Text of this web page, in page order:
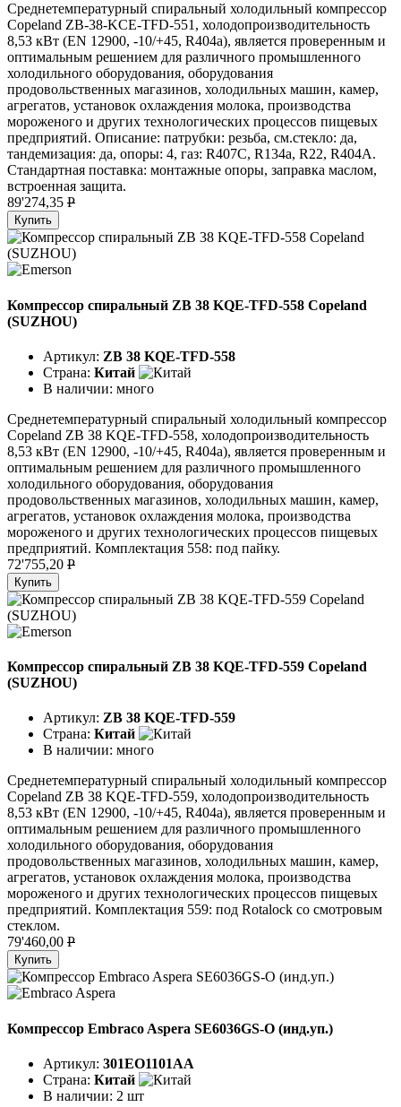
Среднетемпературный спиральный холодильный компрессор
Copeland ZB-38-KCE-TFD-551, холодопроизводительность
8,53 кВт (EN 12900, -10/+45, R404a), является проверенным и
оптимальным решением для различного промышленного
холодильного оборудования, оборудования
продовольственных магазинов, холодильных машин, камер,
агрегатов, установок охлаждения молока, производства
мороженого и других технологических процессов пищевых
предприятий. Описание: патрубки: резьба, см.стекло: да,
тандемизация: да, опоры: 4, газ: R407C, R134a, R22, R404A.
Стандартная поставка: монтажные опоры, заправка маслом,
встроенная защита.
89'274,35 P
Купить
Компрессор спиральный ZB 38 KQE-TFD-558 Copeland
(SUZHOU)
Артикул: ZB 38 KQE-TFD-558
Страна: Китай
В наличии: много
Среднетемпературный спиральный холодильный компрессор
Copeland ZB 38 KQE-TFD-558, холодопроизводительность
8,53 кВт (EN 12900, -10/+45, R404a), является проверенным и
оптимальным решением для различного промышленного
холодильного оборудования, оборудования
продовольственных магазинов, холодильных машин, камер,
агрегатов, установок охлаждения молока, производства
мороженого и других технологических процессов пищевых
предприятий. Комплектация 558: под пайку.
72'755,20 P
Купить
Компрессор спиральный ZB 38 KQE-TFD-559 Copeland
(SUZHOU)
Артикул: ZB 38 KQE-TFD-559
Страна: Китай
В наличии: много
Среднетемпературный спиральный холодильный компрессор
Copeland ZB 38 KQE-TFD-559, холодопроизводительность
8,53 кВт (EN 12900, -10/+45, R404a), является проверенным и
оптимальным решением для различного промышленного
холодильного оборудования, оборудования
продовольственных магазинов, холодильных машин, камер,
агрегатов, установок охлаждения молока, производства
мороженого и других технологических процессов пищевых
предприятий. Комплектация 559: под Rotalock со смотровым
стеклом.
79'460,00 P
Купить
Компрессор Embraco Aspera SE6036GS-O (инд.уп.)
Артикул: 301EO1101AA
Страна: Китай
В наличии: 2 шт